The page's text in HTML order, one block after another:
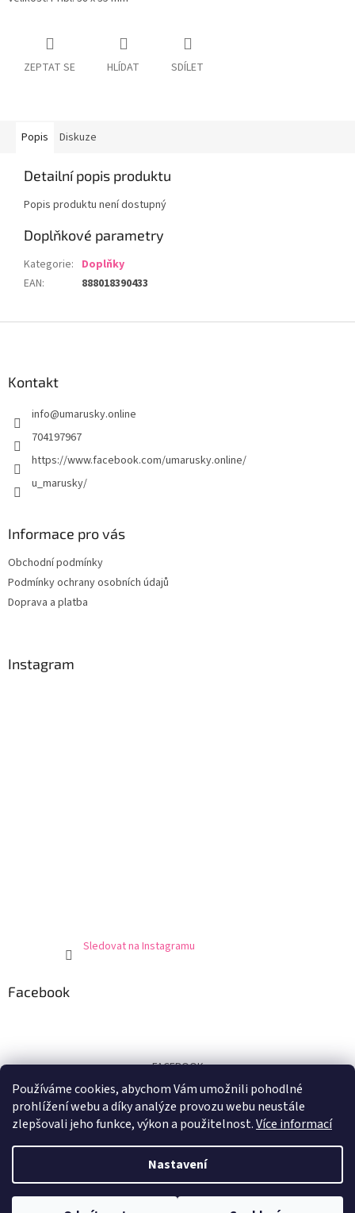
Používáme cookies, abychom Vám umožnili pohodlné
prohlížení webu a díky analýze provozu webu neustále
zlepšovali jeho funkce, výkon a použitelnost.Více informací
Nastavení
ZEPTAT SE HLÍDAT SDÍLET
Popis Diskuze
Detailní popis produktu
Popis produktu není dostupný
Doplňkové parametry
Kategorie: Doplňky
EAN: 888018390433
Kontakt
info@umarusky.online
704197967
https://www.facebook.com/umarusky.online/
u_marusky/
Informace pro vás
Obchodní podmínky
Podmínky ochrany osobních údajů
Doprava a platba
Instagram
Sledovat na Instagramu
Facebook
FACEBOOK
Certifikát
Vytvořil Shoptet